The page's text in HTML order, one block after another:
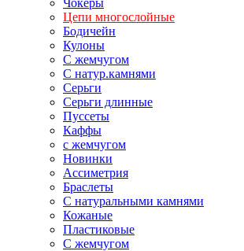
Чокеры
Цепи многослойные
Бодичейн
Кулоны
С жемчугом
С натур.камнями
Серьги
Серьги длинные
Пуссеты
Каффы
с жемчугом
Новинки
Ассиметрия
Браслеты
С натуральными камнями
Кожаные
Пластиковые
С жемчугом